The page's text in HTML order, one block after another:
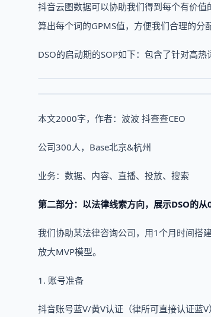
抖音云图数据可以协助我们得到每个有价
算出每个词的GPMS值，方便我们合理的分
DSO的启动期的SOP如下：包含了针对高
本文2000字，作者：波波 抖查查CEO
公司300人，Base北京&杭州
业务：数据、内容、直播、投放、搜索
第二部分：以法律线索方向，展示DSO的从
我们协助某法律咨询公司，用1个月时间搭
放大MVP模型。
1. 账号准备
抖音账号蓝V/黄V认证（律所可直接认证蓝V）